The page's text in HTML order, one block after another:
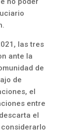
las tres
ante la
de
de
el
entre
el